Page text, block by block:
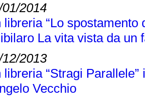
2014
libreria “Lo
La vita vista da un
2013
libreria “Stragi
Vecchio